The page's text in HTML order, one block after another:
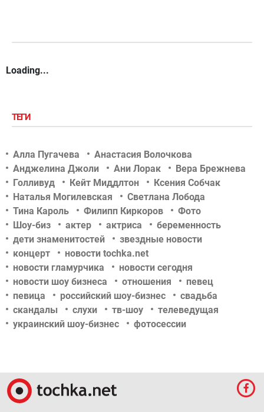
Loading...
ТЕГИ
Алла Пугачева
Анастасия Волочкова
Анджелина Джоли
Ани Лорак
Вера Брежнева
Голливуд
Кейт Миддлтон
Ксения Собчак
Наталья Могилевская
Светлана Лобода
Тина Кароль
Филипп Киркоров
Фото
Шоу-биз
актер актриса
беременность
дети знаменитостей
звездные новости
концерт
новости tochka.net
новости гламурчика
новости сегодня
новости шоу бизнеса
отношения
певец
певица
российский шоу-бизнес
свадьба
скандалы
слухи тв-шоу
телеведущая
украинский шоу-бизнес
фотосессии